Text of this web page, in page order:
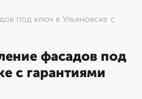
под ключ в Ульяновске с
фасадов под
с гарантиями